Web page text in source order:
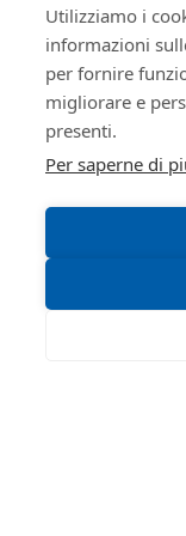
Anno
procedura
SOGGETTI
Istituto
Vendite
Giudiziarie
Utilizziamo i
informazioni
per fornire
migliorare e
presenti.
Per saperne di